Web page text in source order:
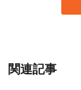
関連記事